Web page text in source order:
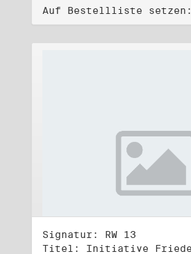
Auf Bestellliste setzen:
Signatur: RW 13